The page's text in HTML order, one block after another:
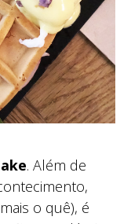
. Além de
o quê), é